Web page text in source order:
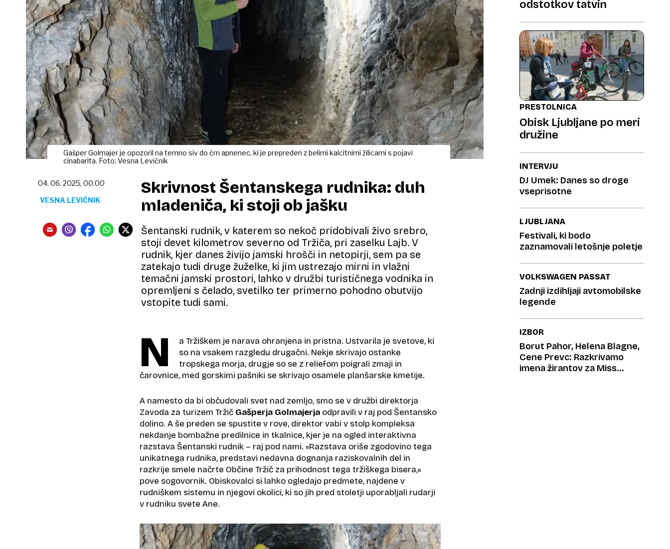
Gašper Golmajer je opozoril na temno siv do črn apnenec, ki je prepreden z belimi kalcitnimi žilicami s pojavi
cinabarita. Foto: Vesna Levičnik
Skrivnost Šentanskega rudnika: duh
mladeniča, ki stoji ob jašku
Šentanski rudnik, v katerem so nekoč pridobivali živo srebro,
stoji devet kilometrov severno od Tržiča, pri zaselku Lajb. V
rudnik, kjer danes živijo jamski hrošči in netopirji, sem pa se
zatekajo tudi druge žuželke, ki jim ustrezajo mirni in vlažni
temačni jamski prostori, lahko v družbi turističnega vodnika in
opremljeni s čelado, svetilko ter primerno pohodno obutvijo
vstopite tudi sami.
04. 06. 2025, 00.00
VESNA LEVIČNIK
N
a Tržiškem je narava ohranjena in pristna. Ustvarila je svetove, ki
so na vsakem razgledu drugačni. Nekje skrivajo ostanke
tropskega morja, drugje so se z reliefom poigrali zmaji in
čarovnice, med gorskimi pašniki se skrivajo osamele planšarske kmetije.
A namesto da bi občudovali svet nad zemljo, smo se v družbi direktorja
Zavoda za turizem Tržič Gašperja Golmajerja odpravili v raj pod Šentansko
dolino. A še preden se spustite v rove, direktor vabi v stolp kompleksa
nekdanje bombažne predilnice in tkalnice, kjer je na ogled interaktivna
razstava Šentanski rudnik – raj pod nami. »Razstava oriše zgodovino tega
unikatnega rudnika, predstavi nedavna dognanja raziskovalnih del in
razkrije smele načrte Občine Tržič za prihodnost tega tržiškega bisera,«
pove sogovornik. Obiskovalci si lahko ogledajo predmete, najdene v
rudniškem sistemu in njegovi okolici, ki so jih pred stoletji uporabljali rudarji
v rudniku svete Ane.
odstotkov tatvin
PRESTOLNICA
Obisk Ljubljane po meri
družine
INTERVJU
DJ Umek: Danes so droge
vseprisotne
LJUBLJANA
Festivali, ki bodo
zaznamovali letošnje poletje
VOLKSWAGEN PASSAT
Zadnji izdihljaji avtomobilske
legende
IZBOR
Borut Pahor, Helena Blagne,
Cene Prevc: Razkrivamo
imena žirantov za Miss